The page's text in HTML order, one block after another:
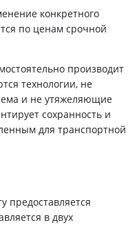
конкретного
по ценам срочной
производит
технологии, не
и не утяжеляющие
сохранность и
для транспортной
предоставляется
в двух